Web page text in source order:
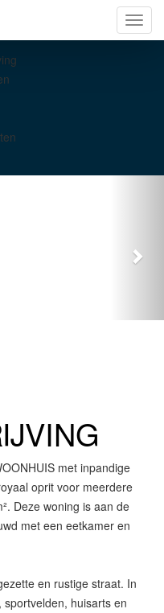
met inpandige
oprit voor meerdere
Deze woning is aan de
met een eetkamer en
en rustige straat. In
huisarts en